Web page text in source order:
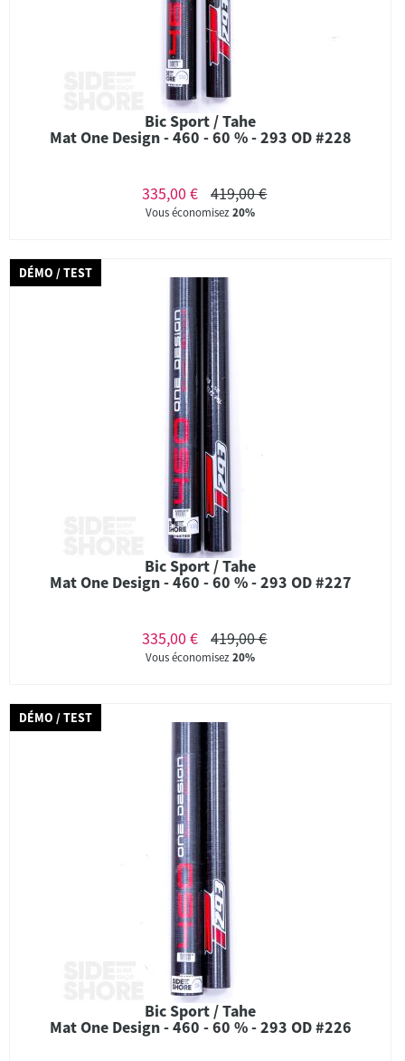
Bic Sport / Tahe
Mat One Design - 460 - 60 % - 293 OD #228
335,00 € 419,00 €
Vous économisez20%
DÉMO / TEST
Bic Sport / Tahe
Mat One Design - 460 - 60 % - 293 OD #227
335,00 € 419,00 €
Vous économisez20%
DÉMO / TEST
Bic Sport / Tahe
Mat One Design - 460 - 60 % - 293 OD #226